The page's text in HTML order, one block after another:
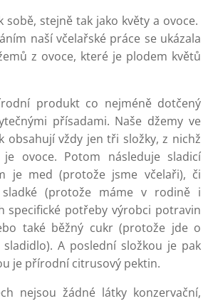
sobě, stejně tak jako květy a ovoce.
naší včelařské práce se ukázala
z ovoce, které je plodem květů
produkt co nejméně dotčený
přísadami. Naše džemy ve
obsahují vždy jen tři složky, z nichž
ovoce. Potom následuje sladicí
je med (protože jsme včelaři), či
(protože máme v rodině i
specifické potřeby výrobci potravin
také běžný cukr (protože jde o
A poslední složkou je pak
je přírodní citrusový pektin.
nejsou žádné látky konzervační,